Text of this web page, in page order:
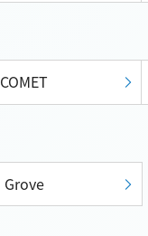
COMET
Grove